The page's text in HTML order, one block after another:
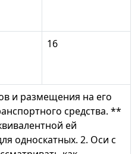
16
и размещения на его
средства. **
ей
односкатных. 2. Оси с